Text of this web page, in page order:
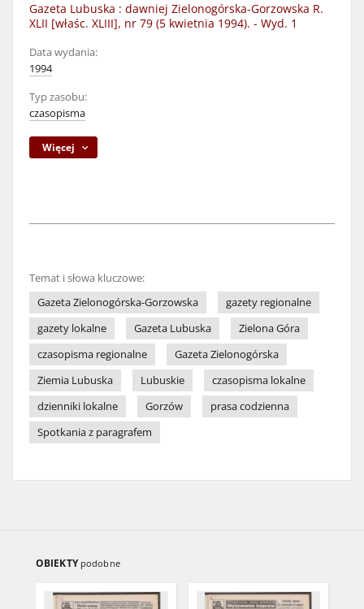
Gazeta Lubuska : dawniej Zielonogórska-Gorzowska R.
XLII [właśc. XLIII], nr 79 (5 kwietnia 1994). - Wyd. 1
Data wydania:
1994
Typ zasobu:
czasopisma
Więcej
Temat i słowa kluczowe:
Gazeta Zielonogórska-Gorzowska
gazety regionalne
gazety lokalne
Gazeta Lubuska
Zielona Góra
czasopisma regionalne
Gazeta Zielonogórska
Ziemia Lubuska
Lubuskie
czasopisma lokalne
dzienniki lokalne
Gorzów
prasa codzienna
Spotkania z paragrafem
OBIEKTY podobne